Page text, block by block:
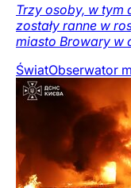
Trzy osoby, w tym
zostały ranne w
miasto Browary w
ŚwiatObserwator